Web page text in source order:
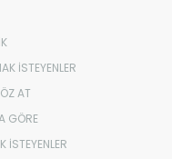
İSTEYENLER
AT
GÖRE
İSTEYENLER